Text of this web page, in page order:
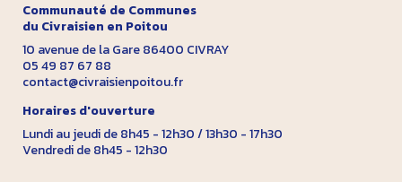
Communauté de Communes
du Civraisien en Poitou
10 avenue de la Gare 86400 CIVRAY
05 49 87 67 88
contact@civraisienpoitou.fr
Horaires d'ouverture
Lundi au jeudi de 8h45 - 12h30 / 13h30 - 17h30
Vendredi de 8h45 - 12h30